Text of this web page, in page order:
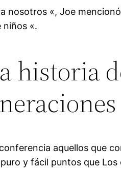
nosotros «, Joe
niños «.
historia
aquellos que
y fácil puntos que Los